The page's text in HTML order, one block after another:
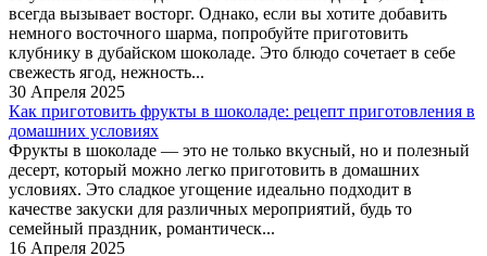
всегда вызывает восторг. Однако, если вы хотите добавить
немного восточного шарма, попробуйте приготовить
клубнику в дубайском шоколаде. Это блюдо сочетает в себе
свежесть ягод, нежность...
30 Апреля 2025
Как приготовить фрукты в шоколаде: рецепт приготовления в
домашних условиях
Фрукты в шоколаде — это не только вкусный, но и полезный
десерт, который можно легко приготовить в домашних
условиях. Это сладкое угощение идеально подходит в
качестве закуски для различных мероприятий, будь то
семейный праздник, романтическ...
16 Апреля 2025